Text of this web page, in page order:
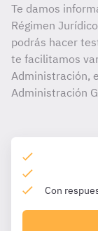
Te damos
Régimen
podrás hacer
te facilitamos
Administración,
Administración
Con